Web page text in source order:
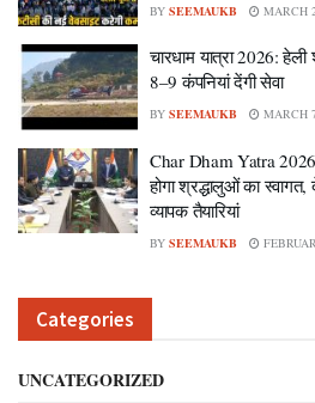
BY SEEMAUKB MARCH
चारधाम यात्रा 2026:
8–9 कंपनियां देंगी सेवा
BY SEEMAUKB MARCH
Char Dham Yatra
होगा श्रद्धालुओं का
व्यापक तैयारियां
BY SEEMAUKB
Categories
UNCATEGORIZED